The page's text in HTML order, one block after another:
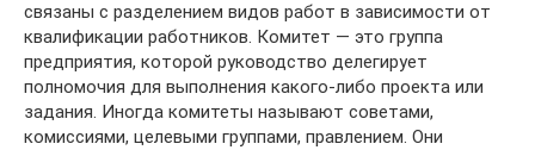
связаны с разделением видов работ в зависимости от
квалификации работников. Комитет — это группа
предприятия, которой руководство делегирует
полномочия для выполнения какого-либо проекта или
задания. Иногда комитеты называют советами,
комиссиями, целевыми группами, правлением. Они